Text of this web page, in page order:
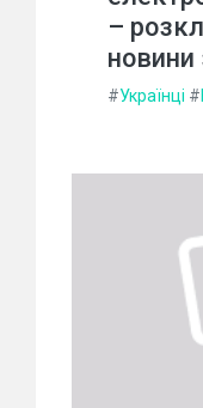
–
новини
#Українці #